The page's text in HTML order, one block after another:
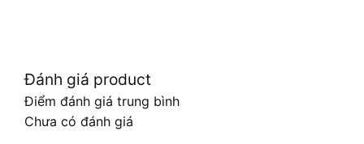
Đánh giá product
Điểm đánh giá trung bình
Chưa có đánh giá